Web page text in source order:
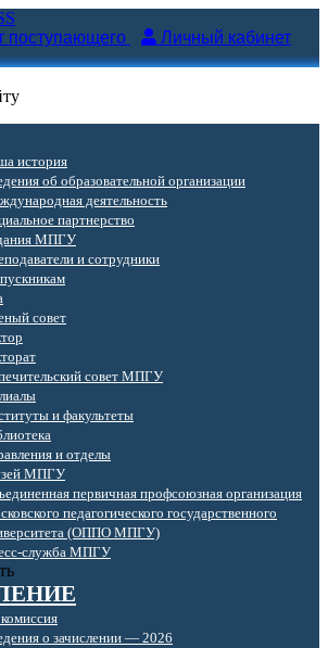
поступающего
Личный кабинет
история
об образовательной организации
деятельность
партнерство
МПГУ
и сотрудники
совет
совет МПГУ
и факультеты
и отделы
МПГУ
первичная профсоюзная организация
педагогического государственного
(ОППО МПГУ)
служба МПГУ
о зачислении — 2026